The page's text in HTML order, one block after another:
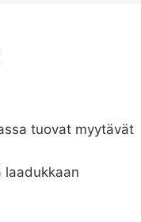
tuovat myytävät